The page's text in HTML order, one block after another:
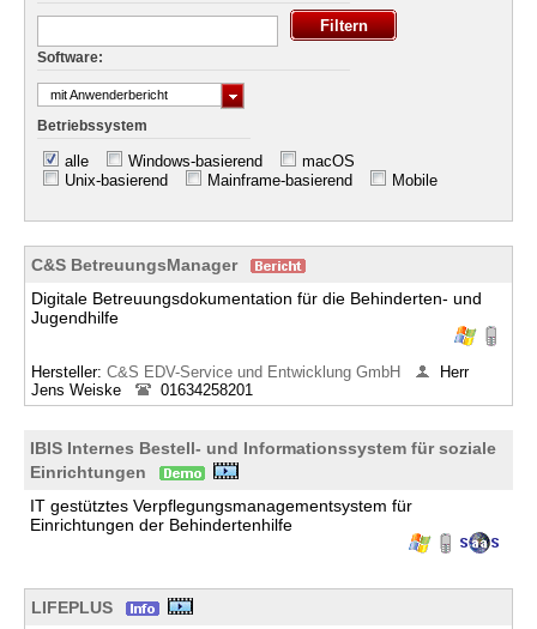
Software:
mit Anwenderbericht
Betriebssystem
alle Windows-basierend
macOS
Unix-basierend
Mainframe-basierend Mobile
C&S BetreuungsManager
Digitale Betreuungsdokumentation für die Behinderten- und
Jugendhilfe
Hersteller: C&S EDV-Service und Entwicklung GmbH
Herr
Jens Weiske
01634258201
IBIS Internes Bestell- und Informationssystem für soziale
Einrichtungen
IT gestütztes Verpflegungsmanagementsystem für
Einrichtungen der Behindertenhilfe
LIFEPLUS